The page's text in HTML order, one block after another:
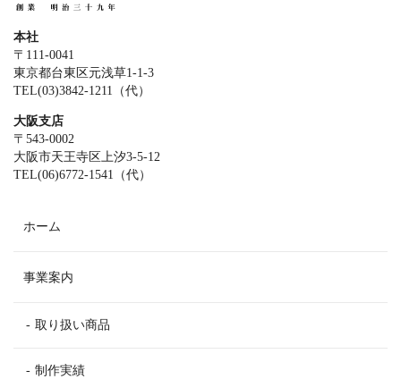
本社
〒111-0041
東京都台東区元浅草1-1-3
TEL(03)3842-1211（代）
大阪支店
〒543-0002
大阪市天王寺区上汐3-5-12
TEL(06)6772-1541（代）
ホーム
事業案内
取り扱い商品
制作実績